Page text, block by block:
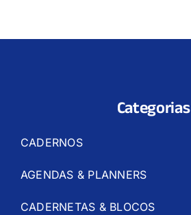
Categorias
CADERNOS
AGENDAS & PLANNERS
CADERNETAS & BLOCOS